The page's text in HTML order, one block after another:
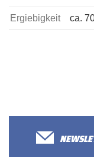
Ergiebigkeit ca.